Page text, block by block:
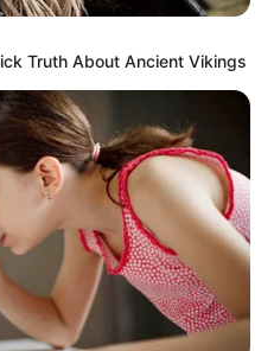
સમાજના આંદોલનને લઇને
પત્ની અને જામનગરના
મીડિયા પર ટ્રોલ કરવાનું
પર લોકો દ્વારા
કરવામાં આવી રહી છે.
પર રૂપાલાની ટિપ્પણી પર
લોકો દ્વારા કોમેન્ટ
Truth About Ancient Vikings